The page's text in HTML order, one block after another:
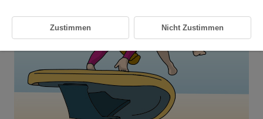
Zustimmen Nicht Zustimmen